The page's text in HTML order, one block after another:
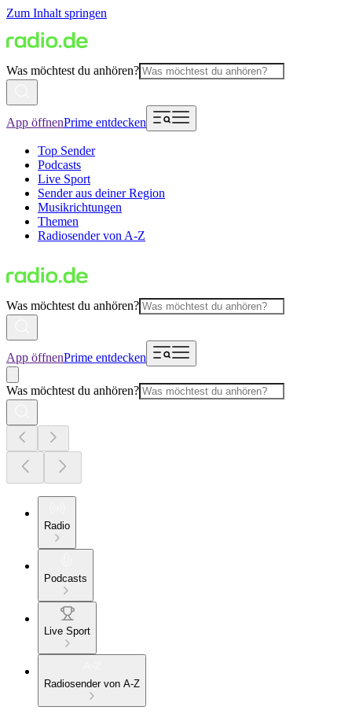
Zum Inhalt springen
Was möchtest du anhören?
App öffnenPrime entdecken
Top Sender
Podcasts
Live Sport
Sender aus deiner Region
Musikrichtungen
Themen
Radiosender von A-Z
Was möchtest du anhören?
App öffnenPrime entdecken
Was möchtest du anhören?
Radio
Podcasts
Live Sport
Radiosender von A-Z